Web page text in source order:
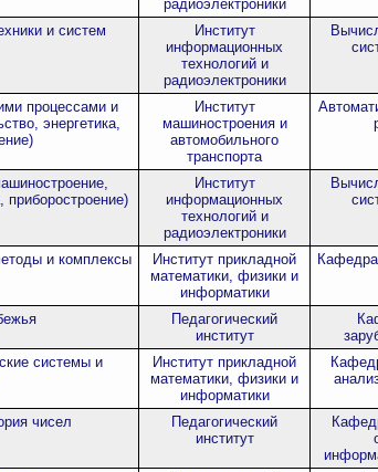
радиоэлектроники
и систем
Институт
информационных
технологий и
радиоэлектроники
процессами и
энергетика,
Институт
машиностроения и
автомобильного
транспорта
приборостроение)
Институт
информационных
технологий и
радиоэлектроники
и комплексы
Институт прикладной
математики, физики и
информатики
Педагогический
институт
системы и
Институт прикладной
математики, физики и
информатики
чисел
Педагогический
институт